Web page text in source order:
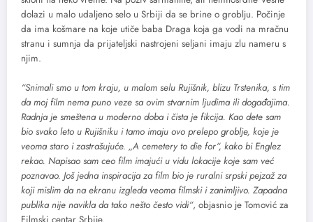
dolazi u malo udaljeno selo u Srbiji da se brine o groblju. Počinje
da ima košmare na koje utiče baba Draga koja ga vodi na mračnu
stranu i sumnja da prijateljski nastrojeni seljani imaju zlu nameru s
njim.
“Snimali smo u tom kraju, u malom selu Rujišnik, blizu Trstenika, s tim
da moj film nema puno veze sa ovim stvarnim ljudima ili događajima.
Radnja je smeštena u moderno doba i čista je fikcija. Kao dete sam
bio svako leto u Rujišniku i tamo imaju ovo prelepo groblje, koje je
veoma staro i zastrašujuće. „A cemetery to die for“, kako bi Englez
rekao. Napisao sam ceo film imajući u vidu lokacije koje sam već
poznavao. Još jedna inspiracija za film bio je ruralni srpski pejzaž za
koji mislim da na ekranu izgleda veoma filmski i zanimljivo. Zapadna
publika nije navikla da tako nešto često vidi“, objasnio je Tomović za